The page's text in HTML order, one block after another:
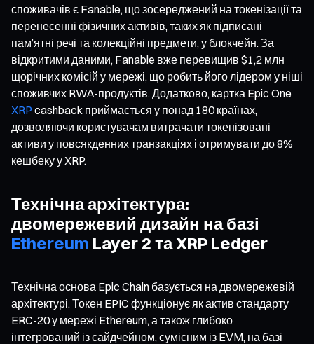
споживачів є Fanable, що зосереджений на токенізації та
перенесенні фізичних активів, таких як підписані
пам’ятні речі та колекційні предмети, у блокчейн. За
відкритими даними, Fanable вже перевищив $1,2 млн
щорічних комісій у мережі, що робить його лідером у ніші
споживчих RWA-продуктів. Додатково, картка Epic One
XRP cashback приймається у понад 180 країнах,
дозволяючи користувачам витрачати токенізовані
активи у повсякденних транзакціях і отримувати до 8%
кешбеку у XRP.
Технічна архітектура:
двомережевий дизайн на базі
Ethereum Layer 2 та XRP Ledger
Технічна основа Epic Chain базується на двомережевій
архітектурі. Токен EPIC функціонує як актив стандарту
ERC-20 у мережі Ethereum, а також глибоко
інтегрований із сайдчейном, сумісним із EVM, на базі